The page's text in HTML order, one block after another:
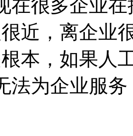
很多企业在
，离企业很
根本，如果
无法为企业服